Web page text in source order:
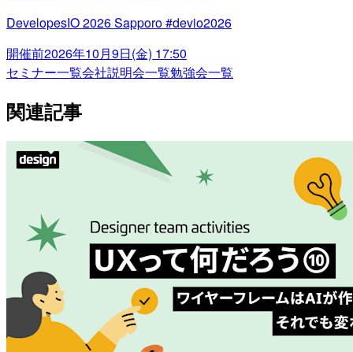
DevelopesIO 2026 Sapporo #devio2026
開催前2026年10月9日(金) 17:50
セミナー一覧会社説明会一覧勉強会一覧
関連記事